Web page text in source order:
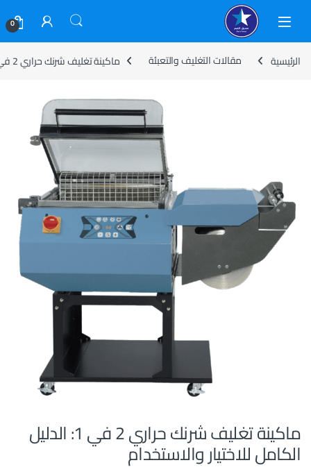
Skip to navigation
Skip to content
0
الرئيسية مقالات التغليف والتعبئة ماكينة تغليف شرنك حراري 2 في 1: الدليل الكامل للاختيار والاستخدام
ماكينة تغليف شرنك حراري 2 في 1: الدليل
الكامل للاختيار والاستخدام